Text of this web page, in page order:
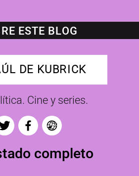
ESTE BLOG
DE KUBRICK
Cine y series.
completo